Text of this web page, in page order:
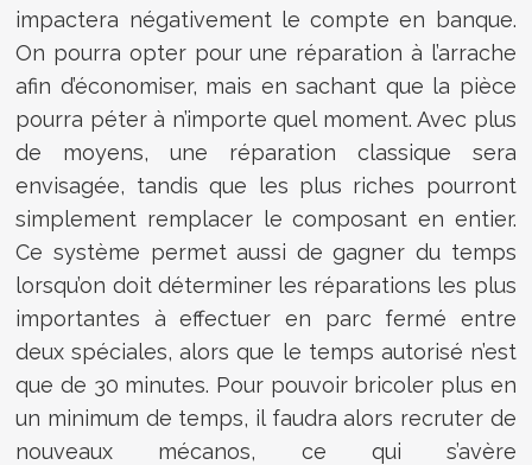
impactera négativement le compte en banque.
On pourra opter pour une réparation à l’arrache
afin d’économiser, mais en sachant que la pièce
pourra péter à n’importe quel moment. Avec plus
de moyens, une réparation classique sera
envisagée, tandis que les plus riches pourront
simplement remplacer le composant en entier.
Ce système permet aussi de gagner du temps
lorsqu’on doit déterminer les réparations les plus
importantes à effectuer en parc fermé entre
deux spéciales, alors que le temps autorisé n’est
que de 30 minutes. Pour pouvoir bricoler plus en
un minimum de temps, il faudra alors recruter de
nouveaux mécanos, ce qui s’avère